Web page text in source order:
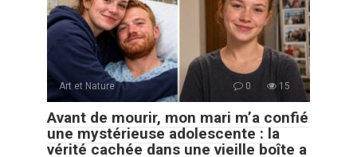
Art et Nature 0 15
Avant de mourir, mon mari m’a confié
une mystérieuse adolescente : la
vérité cachée dans une vieille boîte a